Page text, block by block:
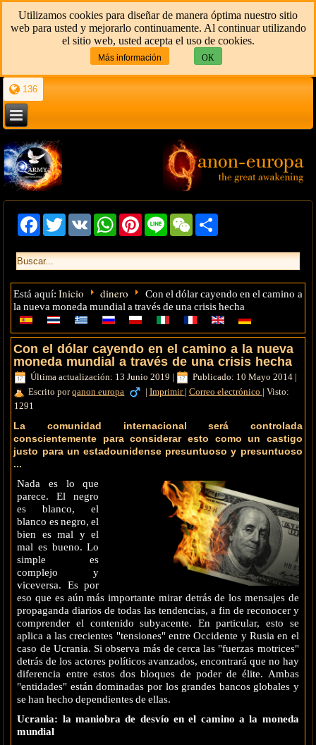
Utilizamos cookies para diseñar de manera óptima nuestro sitio
web para usted y mejorarlo continuamente. Al continuar utilizando
el sitio web, usted acepta el uso de cookies.
Más información OK
136
Facebook
Twitter VK WhatsAppPinterestLine WeChat
Está aquí: Inicio dinero
Con el dólar cayendo en el camino a
la nueva moneda mundial a través de una crisis hecha
Con el dólar cayendo en el camino a la nueva
moneda mundial a través de una crisis hecha
Última actualización: 13 Junio 2019 | Publicado: 10 Mayo 2014 |
Escrito porqanon europa | Imprimir | Correo electrónico | Visto:
1291
La comunidad internacional será controlada
conscientemente para considerar esto como un castigo
justo para un estadounidense presuntuoso y presuntuoso
...
Nada es lo que
parece. El negro
es blanco, el
blanco es negro, el
bien es mal y el
mal es bueno. Lo
simple es
complejo y
viceversa. Es por
eso que es aún más importante mirar detrás de los mensajes de
propaganda diarios de todas las tendencias, a fin de reconocer y
comprender el contenido subyacente. En particular, esto se
aplica a las crecientes "tensiones" entre Occidente y Rusia en el
caso de Ucrania. Si observa más de cerca las "fuerzas motrices"
detrás de los actores políticos avanzados, encontrará que no hay
diferencia entre estos dos bloques de poder de élite. Ambas
"entidades" están dominadas por los grandes bancos globales y
se han hecho dependientes de ellas.
Ucrania: la maniobra de desvío en el camino a la moneda
mundial